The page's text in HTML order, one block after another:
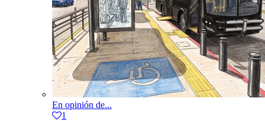
En opinión de...
1